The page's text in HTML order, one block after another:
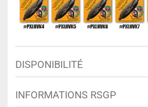
DISPONIBILITÉ
INFORMATIONS RSGP